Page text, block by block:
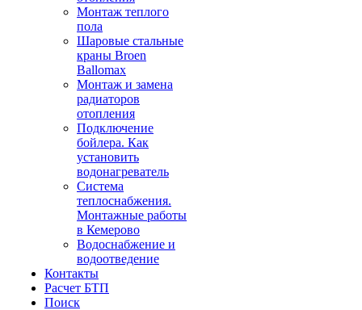
Монтаж теплого
пола
Шаровые стальные
краны Broen
Ballomax
Монтаж и замена
радиаторов
отопления
Подключение
бойлера. Как
установить
водонагреватель
Система
теплоснабжения.
Монтажные работы
в Кемерово
Водоснабжение и
водоотведение
Контакты
Расчет БТП
Поиск